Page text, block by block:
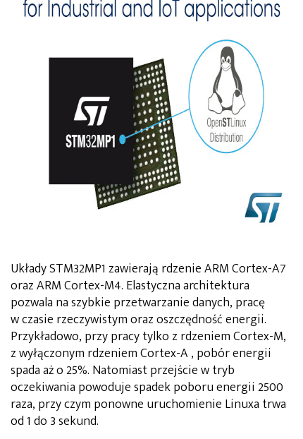
Układy STM32MP1 zawierają rdzenie ARM Cortex-A7
oraz ARM Cortex-M4. Elastyczna architektura
pozwala na szybkie przetwarzanie danych, pracę
w czasie rzeczywistym oraz oszczędność energii.
Przykładowo, przy pracy tylko z rdzeniem Cortex-M,
z wyłączonym rdzeniem Cortex-A , pobór energii
spada aż o 25%. Natomiast przejście w tryb
oczekiwania powoduje spadek poboru energii 2500
raza, przy czym ponowne uruchomienie Linuxa trwa
od 1 do 3 sekund.